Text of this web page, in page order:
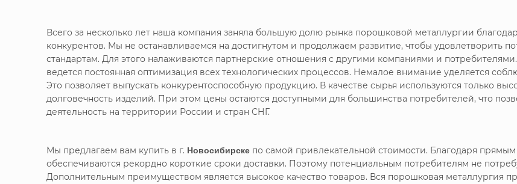
Всего за несколько лет наша компания заняла большую долю рынка порошковой металлургии
конкурентов. Мы не останавливаемся на достигнутом и продолжаем развитие, чтобы удовлетворить
стандартам. Для этого налаживаются партнерские отношения с другими компаниями и
ведется постоянная оптимизация всех технологических процессов. Немалое внимание уделяется
Это позволяет выпускать конкурентоспособную продукцию. В качестве сырья используются только
долговечность изделий. При этом цены остаются доступными для большинства потребителей, что
деятельность на территории России и стран СНГ.
Мы предлагаем вам купить в г. Новосибирске по самой привлекательной стоимости. Благодаря
обеспечиваются рекордно короткие сроки доставки. Поэтому потенциальным потребителям не
Дополнительным преимуществом является высокое качество товаров. Вся порошковая металлургия